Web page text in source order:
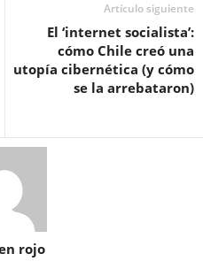
Artículo siguiente
El ‘internet socialista’:
cómo Chile creó una
utopía cibernética (y cómo
se la arrebataron)
rojo